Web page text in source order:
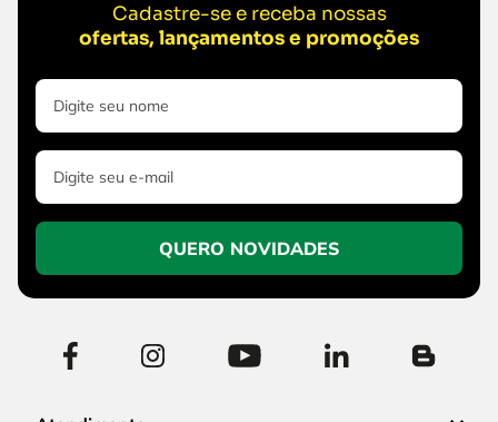
Cadastre-se e receba nossas
ofertas, lançamentos e promoções
QUERO NOVIDADES